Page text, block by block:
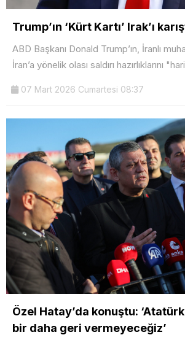
Trump’ın ‘Kürt Kartı’ Irak’ı
ABD Başkanı Donald Trump’ın, İranlı
İran’a yönelik olası saldırı hazırlıklarını
07 Mart 2026 Cumartesi 08:37
Özel Hatay’da konuştu:
bir daha geri vermeyeceğiz’